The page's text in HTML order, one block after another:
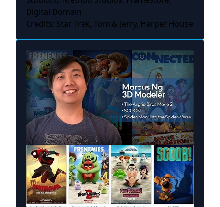
Digital Domain
Credits: Star Trek, Tom & Jerry, Harper House